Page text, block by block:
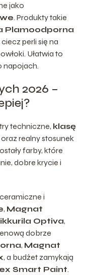
jako
. Produkty takie
Plamoodporna
perli się na
Ułatwia to
napojach.
2026 –
techniczne, klasę
realny stosunek
farby, które
dobre krycie i
i
, Magnat
Optiva,
dobrze
, Magnat
, a budżet zamykają
Smart Paint.